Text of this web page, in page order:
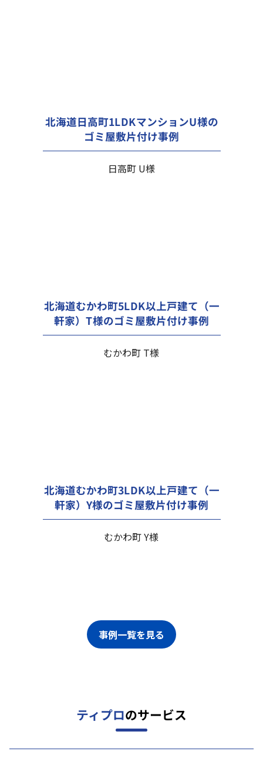
北海道日高町1LDKマンションU様の
ゴミ屋敷片付け事例
日高町 U様
北海道むかわ町5LDK以上戸建て（一
軒家）T様のゴミ屋敷片付け事例
むかわ町 T様
北海道むかわ町3LDK以上戸建て（一
軒家）Y様のゴミ屋敷片付け事例
むかわ町 Y様
事例一覧を見る
ティプロのサービス